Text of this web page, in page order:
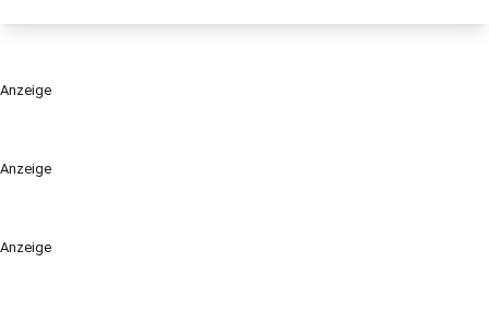
Anzeige
Anzeige
Anzeige